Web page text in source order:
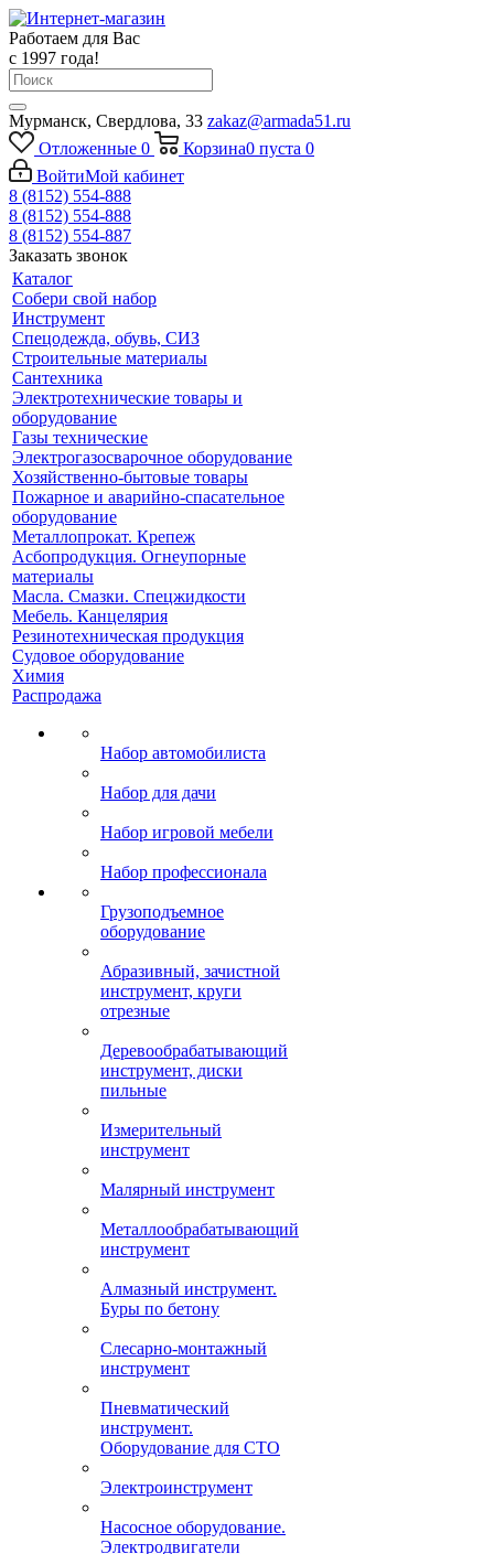
Работаем для Вас
с 1997 года!
Мурманск, Свердлова, 33 zakaz@armada51.ru
Отложенные 0 Корзина0 пуста 0
ВойтиМой кабинет
8 (8152) 554-888
8 (8152) 554-888
8 (8152) 554-887
Заказать звонок
Каталог
Собери свой набор
Инструмент
Спецодежда, обувь, СИЗ
Строительные материалы
Сантехника
Электротехнические товары и
оборудование
Газы технические
Электрогазосварочное оборудование
Хозяйственно-бытовые товары
Пожарное и аварийно-спасательное
оборудование
Металлопрокат. Крепеж
Асбопродукция. Огнеупорные
материалы
Масла. Смазки. Спецжидкости
Мебель. Канцелярия
Резинотехническая продукция
Судовое оборудование
Химия
Распродажа
Набор автомобилиста
Набор для дачи
Набор игровой мебели
Набор профессионала
Грузоподъемное
оборудование
Абразивный, зачистной
инструмент, круги
отрезные
Деревообрабатывающий
инструмент, диски
пильные
Измерительный
инструмент
Малярный инструмент
Металлообрабатывающий
инструмент
Алмазный инструмент.
Буры по бетону
Слесарно-монтажный
инструмент
Пневматический
инструмент.
Оборудование для СТО
Электроинструмент
Насосное оборудование.
Электродвигатели